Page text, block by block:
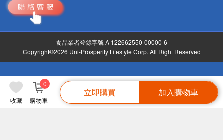
收藏 購物車
0
立即購買 加入購物車
食品業者登錄字號 A-122662550-00000-6
Copyright©2026 Uni-Prosperity Lifestyle Corp. All Right Reserved